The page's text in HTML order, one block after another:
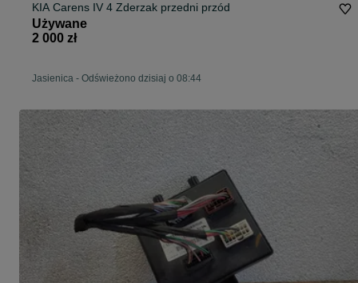
KIA Carens IV 4 Zderzak przedni przód
Używane
2 000 zł
Jasienica - Odświeżono dzisiaj o 08:44